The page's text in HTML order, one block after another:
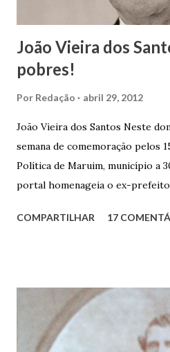
João Vieira dos
pobres!
Por Redação abril 29, 2012
João Vieira dos Santos Neste
semana de comemoração pelos
Política de Maruim, município a
portal homenageia o ex-
Vieira dos Santos e Arlinda
infância pobre, João Vieira não
estudos, e então passou a
plano para auxiliar na renda
COMPARTILHAR 17